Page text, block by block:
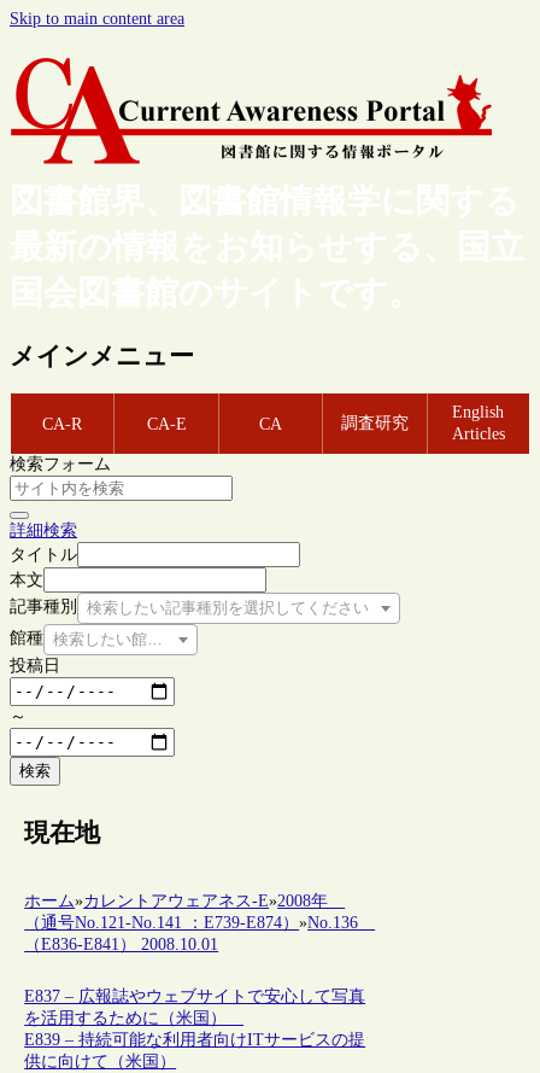
Skip to main content area
図書館界、図書館情報学に関する
最新の情報をお知らせする、国立
国会図書館のサイトです。
メインメニュー
CA-R CA-E CA 調査研究
English
Articles
検索フォーム
詳細検索
タイトル
本文
記事種別
検索したい記事種別を選択してください
館種 検索したい館種を選択してください
投稿日
～
検索
現在地
ホーム»カレントアウェアネス-E»2008年
（通号No.121-No.141 ：E739-E874）»No.136
（E836-E841） 2008.10.01
E837 – 広報誌やウェブサイトで安心して写真
を活用するために（米国）
E839 – 持続可能な利用者向けITサービスの提
供に向けて（米国）